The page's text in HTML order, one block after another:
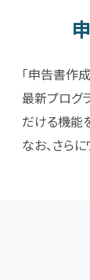
「申告書作
最新プログ
だける機能
なお、さら